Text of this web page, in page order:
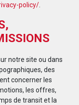
policy/
notre site ou dans
des
concerner les
les offres,
de transit et la